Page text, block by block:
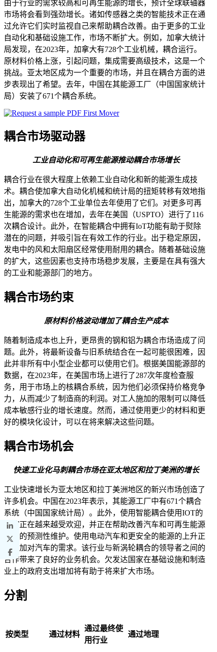
由于行业的需求较高和可再生能源的增长，预计全球联轴器
市场将会看到强劲增长。诸如传感器之类的智能技术正在通
过允许它们实时监视自己来帮助耦合改善。由于更多的工业
自动化和基础设施工作，市场不断扩大。例如，加拿大统计
局发现，在2023年，加拿大有728个工业机械，耦合运行。
原材料价格上涨，引起问题，集成需要高级技术，这是一个
挑战。亚太地区成为一个重要的市场，并且在耦合方面的进
步表现出了希望。去年，中国在其能源工厂（中国国家统计
局）安装了671个耦合系统。
耦合市场驱动器
工业自动化和可再生能源推动耦合市场增长
耦合行业在很大程度上依赖工业自动化和新的能源生成技
术。耦合使加拿大自动化机械和统计局的扭矩转移有效地指
出，加拿大的728个工业单位去年使用了它们。对更多可再
生能源的需求也在增加，去年在美国（USPTO）进行了116
次耦合设计。此外，在智能耦合中拥有IoT功能有助于熨除
潜在的问题，并吸引旨在有效工作的行业。出于稳定原因，
发电中的风和太阳扇区经常使用耐用的耦合。随着基础设施
的扩大，这些因素也支持市场稳步发展，主要是在具有强大
的工业和能源部门的地方。
耦合市场约束
原材料价格波动增加了耦合生产成本
随着制造成本也上升，更昂贵的钢和铝为耦合市场造成了问
题。此外，将最新设备与旧系统结合在一起可能很困难，因
此并非所有中小型企业都可以使用它们。根据美国能源部的
数据，在2023年，在美国市场上进行了287次年度检查服
务，用于市场上的核耦合系统，因为他们必须保持价格竞争
力，从而减少了制造商的利润。对工人施加的限制可以降低
成本敏感行业的增长速度。然而，通过使用更少的材料和更
好的模块化设计，可以在将来解决这些问题。
耦合市场机会
快速工业化马刺耦合市场在亚太地区和拉丁美洲的增长
工业快速增长为亚太地区和拉丁美洲地区的新兴市场创造了
许多机会。中国在2023年表示，其能源工厂中有671个耦合
系统（中国国家统计局）。此外，使用智能耦合使用IOT的
监控正在越来越受欢迎，并正在帮助改善汽车和可再生能源
领域的预测性维护。使用电动汽车和更安全的能源的上升正
在增加对汽车的需求。该行业与新涡轮耦合的领导者之间的
合作带来了良好的业务机会。欠发达国家在基础设施和制造
业上的政府支出增加将有助于将来扩大市场。
分割
按类型 通过材料
通过最终使
用行业
通过地理